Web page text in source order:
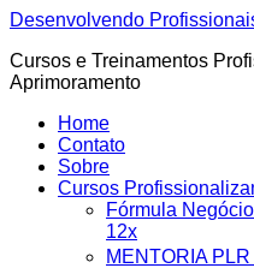
Ir
o
conteúdo
Desenvolvendo
Cursos e Treinamentos
Aprimoramento
Home
Contato
Sobre
Cursos
Fórmula
12x
MENTORIA